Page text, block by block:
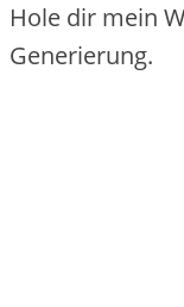
Hole dir mein
Generierung.